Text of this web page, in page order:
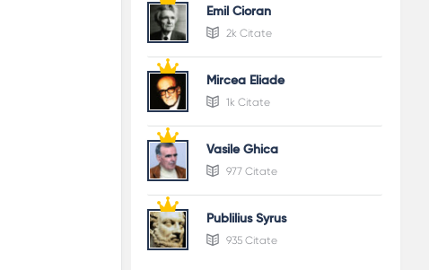
Emil Cioran
2k Citate
Mircea Eliade
1k Citate
Vasile Ghica
977 Citate
Publilius Syrus
935 Citate